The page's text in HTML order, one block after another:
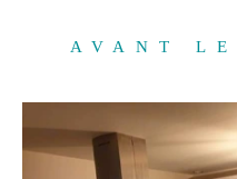
AVANT